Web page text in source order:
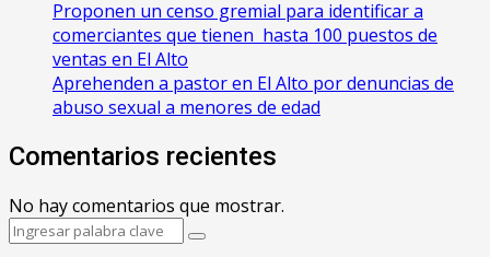
Proponen un censo gremial para identificar a
comerciantes que tienen hasta 100 puestos de
ventas en El Alto
Aprehenden a pastor en El Alto por denuncias de
abuso sexual a menores de edad
Comentarios recientes
No hay comentarios que mostrar.
Search
Search